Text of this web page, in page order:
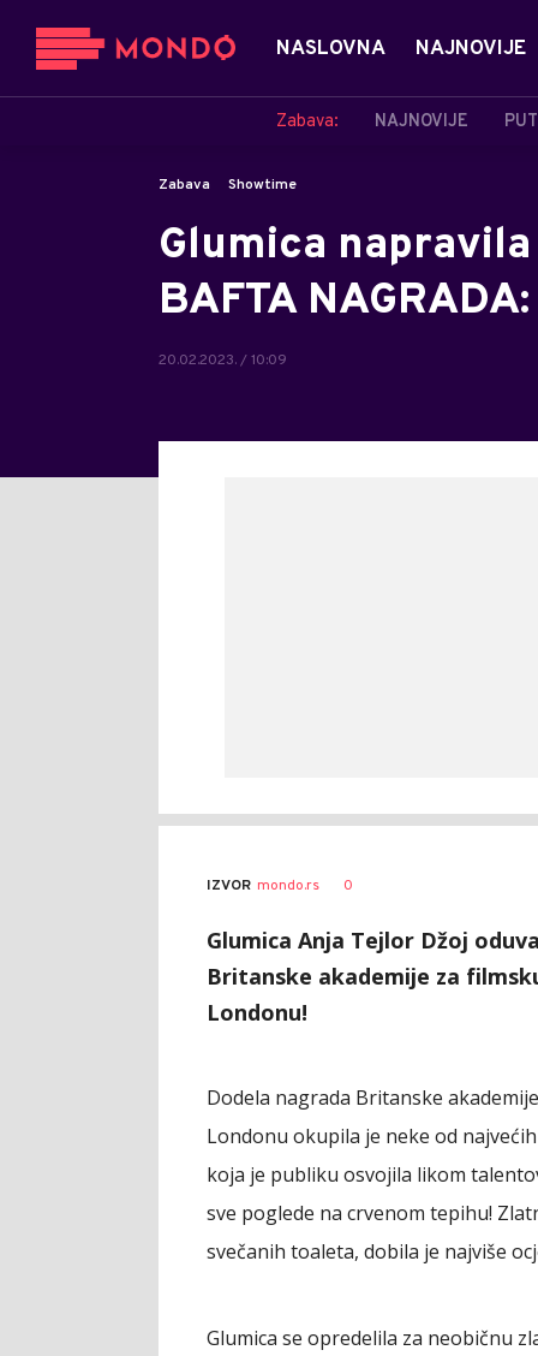
NASLOVNA NAJNOVIJE
Zabava: NAJNOVIJE
Zabava Showtime
Glumica
BAFTA
20.02.2023. / 10:09
IZVOR mondo.rs 0
Glumica Anja Tejlor Džoj
Britanske akademije za
Londonu!
Dodela nagrada Britanske
Londonu okupila je neke od
koja je publiku osvojila likom
sve poglede na crvenom tepihu!
svečanih toaleta, dobila je najviše
Glumica se opredelila za neobičnu